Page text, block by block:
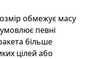
обмежує масу
певні
більше
цілей або